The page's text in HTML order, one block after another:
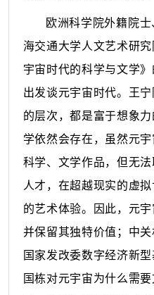
欧洲科学院外籍院
海交通大学人文艺术研
宇宙时代的科学与文学
出发谈元宇宙时代。王
的层次，都是富于想象
学依然会存在，虽然元
科学、文学作品，但无
人才，在超越现实的虚
的艺术体验。因此，元
并保留其独特价值；中关
国家发改委数字经济新
国栋对元宇宙为什么需